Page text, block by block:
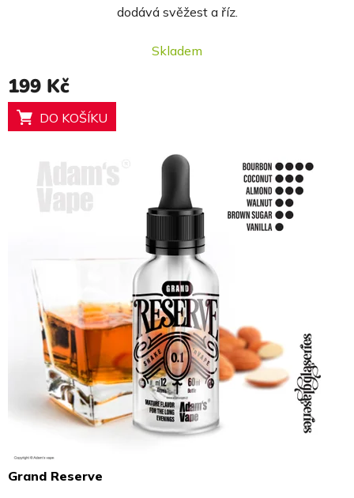
dodává svěžest a říz.
Skladem
199 Kč
DO KOŠÍKU
Grand Reserve